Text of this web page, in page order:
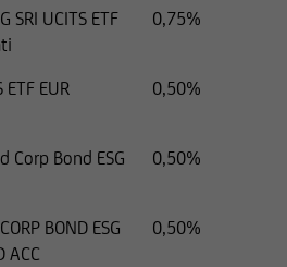
SRI UCITS ETF
0,75%
ETF EUR
0,50%
Corp Bond ESG
0,50%
BOND ESG
ACC
0,50%
territorio in questione